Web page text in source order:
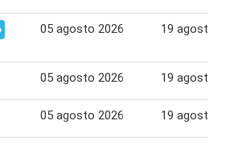
05 agosto 2026 19 agosto
05 agosto 2026 19 agosto
05 agosto 2026 19 agosto